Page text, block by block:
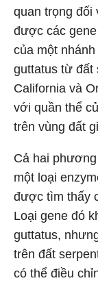
quan trọng đối
được các
của một
guttatus từ đất
California và
với quần thể
trên vùng đất
Cả hai
một loại
được tìm thấy
Loại gene đó
guttatus,
trên đất
có thể điều